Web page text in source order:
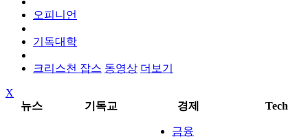
오피니언
기독대학
크리스천 잡스 동영상 더보기
X
뉴스
기독교 경제 Tech
금융